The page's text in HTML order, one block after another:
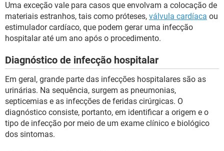
Uma exceção vale para casos que envolvam a colocação de
materiais estranhos, tais como próteses, válvula cardíaca ou
estimulador cardíaco, que podem gerar uma infecção
hospitalar até um ano após o procedimento.
Diagnóstico de infecção hospitalar
Em geral, grande parte das infecções hospitalares são as
urinárias. Na sequência, surgem as pneumonias,
septicemias e as infecções de feridas cirúrgicas. O
diagnóstico consiste, portanto, em identificar a origem e o
tipo de infecção por meio de um exame clínico e biológico
dos sintomas.